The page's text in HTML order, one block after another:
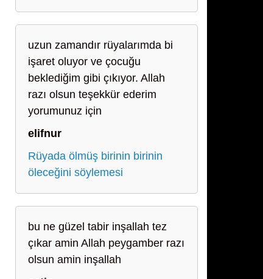
uzun zamandır rüyalarımda bi
işaret oluyor ve çocuğu
beklediğim gibi çıkıyor. Allah
razı olsun teşekkür ederim
yorumunuz için
elifnur
Rüyada ölmüş birinin birinin
öleceğini söylemesi
bu ne güzel tabir inşallah tez
çıkar amin Allah peygamber razı
olsun amin inşallah